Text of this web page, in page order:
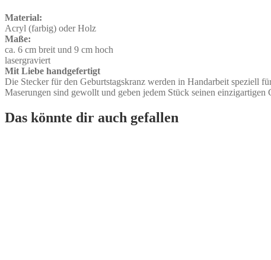
Material:
Acryl (farbig) oder Holz
Maße:
ca. 6 cm breit und 9 cm hoch
lasergraviert
Mit Liebe handgefertigt
Die Stecker für den Geburtstagskranz werden in Handarbeit speziell
Maserungen sind gewollt und geben jedem Stück seinen einzigartigen
Das könnte dir auch gefallen